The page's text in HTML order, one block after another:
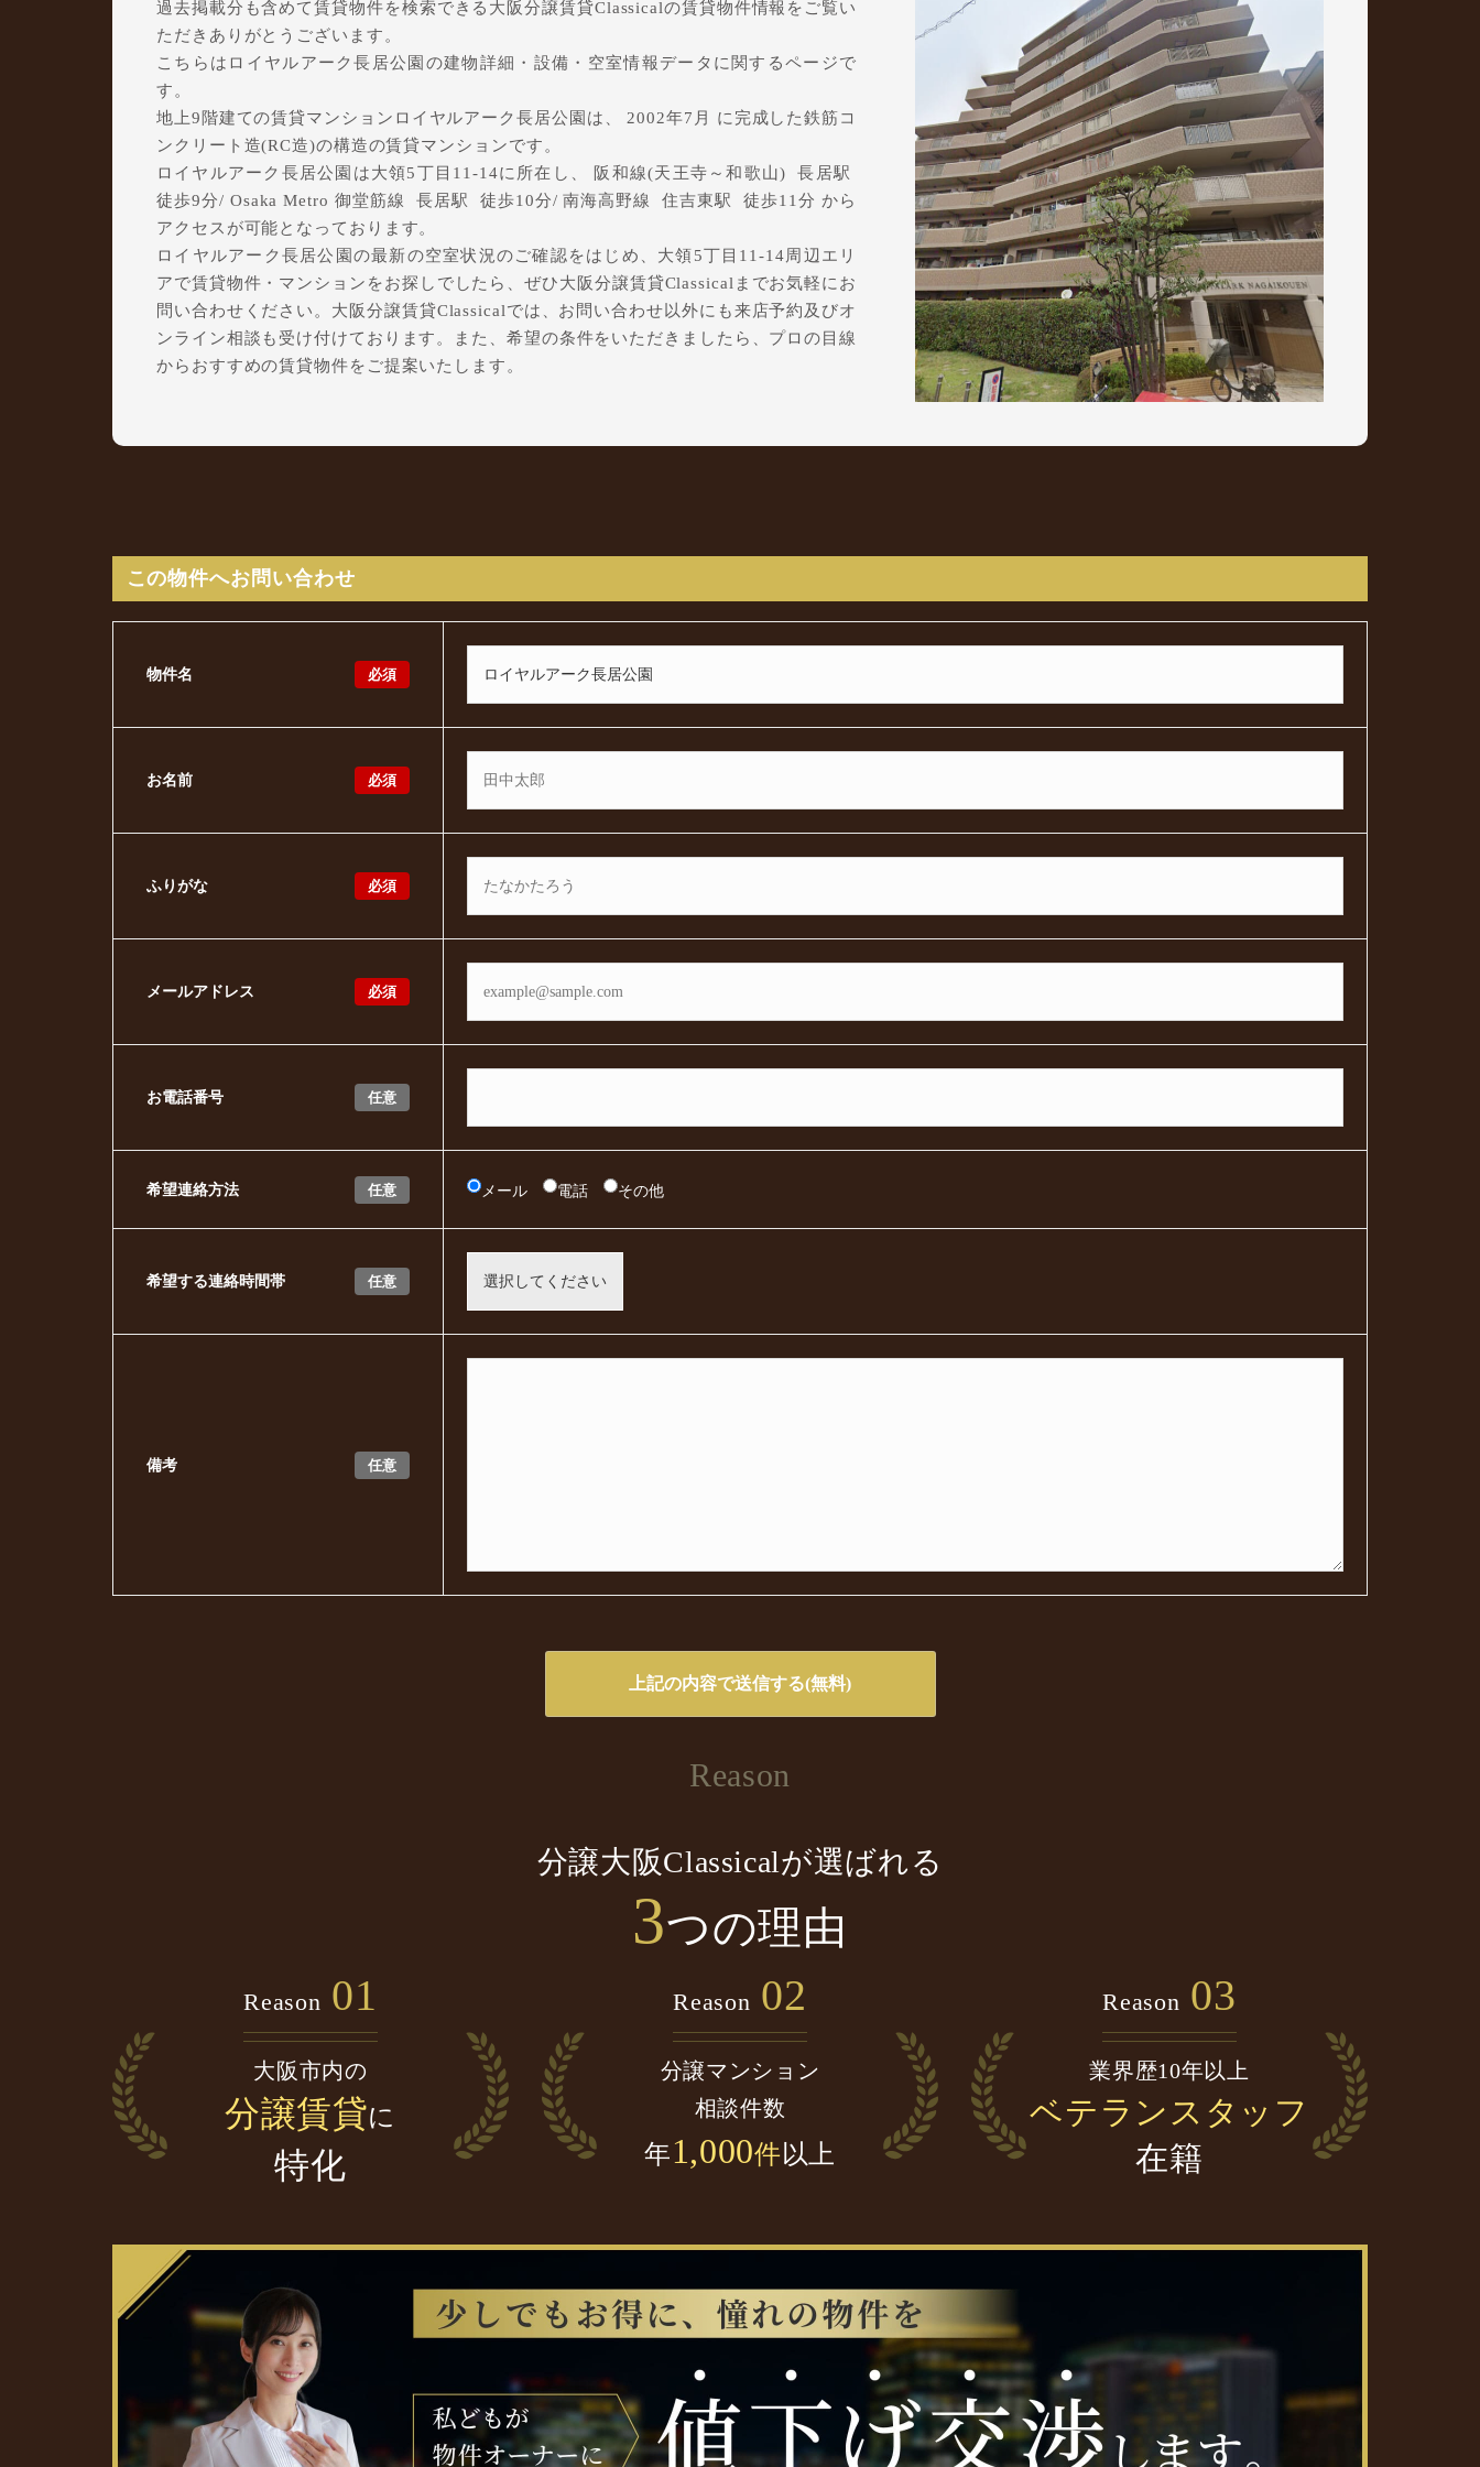
過去掲載分も含めて賃貸物件を検索できる大阪分譲賃貸Classicalの賃貸物件情報をご覧い
ただきありがとうございます。
こちらはロイヤルアーク長居公園の建物詳細・設備・空室情報データに関するページで
す。
地上9階建ての賃貸マンションロイヤルアーク長居公園は、 2002年7月 に完成した鉄筋コ
ンクリート造(RC造)の構造の賃貸マンションです。
ロイヤルアーク長居公園は大領5丁目11-14に所在し、 阪和線(天王寺～和歌山) 長居駅
徒歩9分/ Osaka Metro 御堂筋線 長居駅 徒歩10分/ 南海高野線 住吉東駅 徒歩11分 から
アクセスが可能となっております。
ロイヤルアーク長居公園の最新の空室状況のご確認をはじめ、大領5丁目11-14周辺エリ
アで賃貸物件・マンションをお探しでしたら、ぜひ大阪分譲賃貸Classicalまでお気軽にお
問い合わせください。大阪分譲賃貸Classicalでは、お問い合わせ以外にも来店予約及びオ
ンライン相談も受け付けております。また、希望の条件をいただきましたら、プロの目線
からおすすめの賃貸物件をご提案いたします。
この物件へお問い合わせ
必須
物件名
必須
お名前
必須
ふりがな
必須
メールアドレス
任意
お電話番号
任意
希望連絡方法 メール 電話 その他
任意
希望する連絡時間帯
任意
備考
Reason
分譲大阪Classicalが選ばれる
3つの理由
Reason 01
大阪市内の
分譲賃貸に
特化
Reason 02
分譲マンション
相談件数
年1,000件以上
Reason 03
業界歴10年以上
ベテランスタッフ
在籍